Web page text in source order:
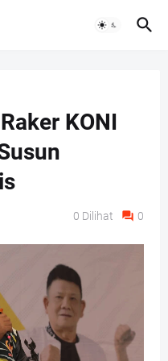
KONI
0 Dilihat 0